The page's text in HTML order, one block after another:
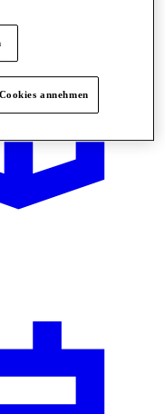
annehmen